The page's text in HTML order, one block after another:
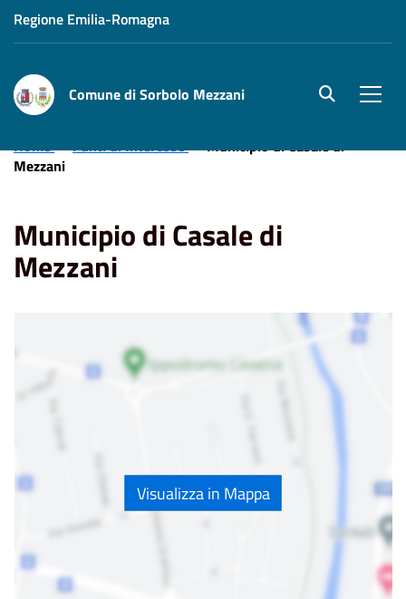
Regione Emilia-Romagna
Comune di Sorbolo Mezzani site.searc
Home Punti di Interesse
Municipio di Casale di
Mezzani
Municipio di Casale di
Mezzani
Visualizza in Mappa